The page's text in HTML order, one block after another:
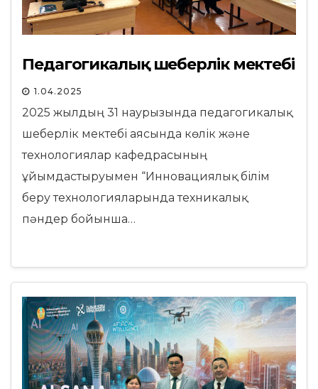
Педагогикалық шеберлік мектебі
1.04.2025
2025 жылдың 31 наурызында педагогикалық
шеберлік мектебі аясында көлік және
технологиялар кафедрасының
ұйымдастыруымен “Инновациялық білім
беру технологияларында техникалық
пәндер бойынша…